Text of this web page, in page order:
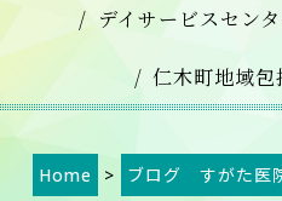
デイサービスセン
仁木町地域包
Home > ブログ すがた医